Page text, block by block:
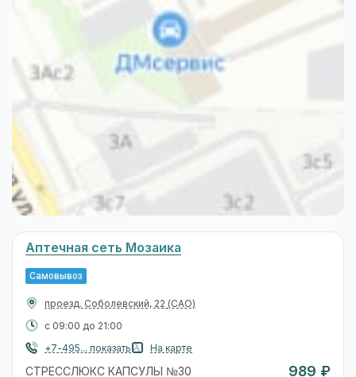
Аптечная сеть Мозаика
Самовывоз
проезд. Соболевский, 22 (САО)
с 09:00 до 21:00
+7-495... показать
На карте
СТРЕССЛЮКС КАПСУЛЫ №30 989 ₽